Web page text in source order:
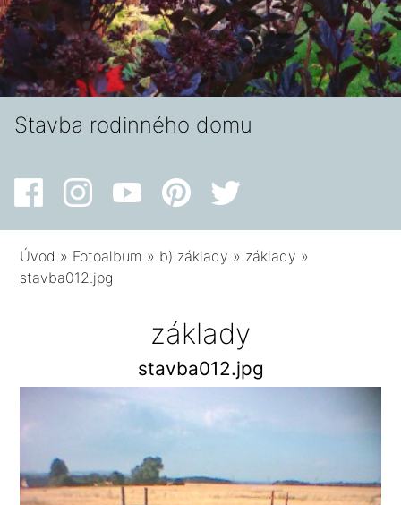
Stavba rodinného domu
Úvod » Fotoalbum » b) základy » základy »
stavba012.jpg
základy
stavba012.jpg